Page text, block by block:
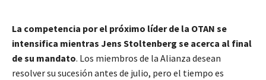
La competencia por el próximo líder de la OTAN se
intensifica mientras Jens Stoltenberg se acerca al final
de su mandato. Los miembros de la Alianza desean
resolver su sucesión antes de julio, pero el tiempo es